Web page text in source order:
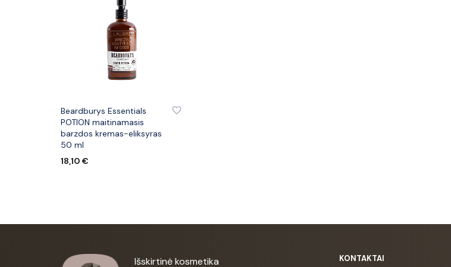
Beardburys Essentials
POTION maitinamasis
barzdos kremas-eliksyras
50 ml
18,10 €
Išskirtinė kosmetika KONTAKTAI